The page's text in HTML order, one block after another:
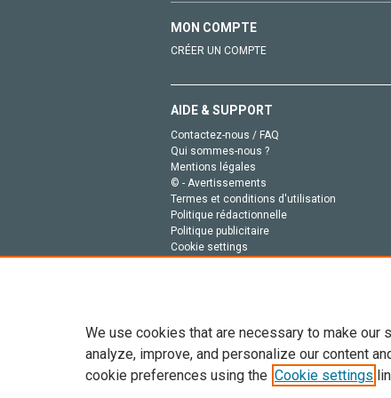
MON COMPTE
CRÉER UN COMPTE
AIDE & SUPPORT
Contactez-nous / FAQ
Qui sommes-nous ?
Mentions légales
© - Avertissements
Termes et conditions d'utilisation
Politique rédactionnelle
Politique publicitaire
Cookie settings
Tout le contenu de ce site: Copyright © 2026
de données, a la formation en IA et aux
We use cookies that are necessary to make
analyze, improve, and personalize our content
cookie preferences using the Cookie settings